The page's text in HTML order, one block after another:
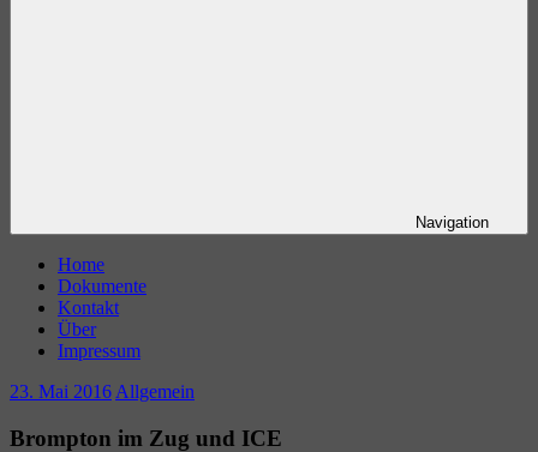
Navigation
Home
Dokumente
Kontakt
Über
Impressum
23. Mai 2016 Allgemein
Brompton im Zug und ICE